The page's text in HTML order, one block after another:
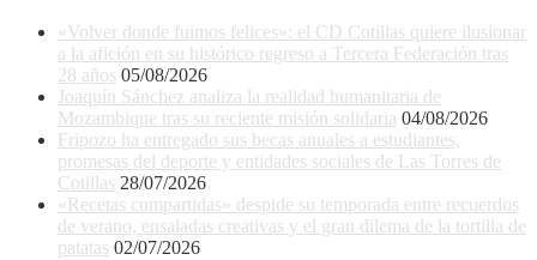
«Volver donde fuimos felices»: el CD Cotillas quiere ilusionar
a la afición en su histórico regreso a Tercera Federación tras
28 años 05/08/2026
Joaquín Sánchez analiza la realidad humanitaria de
Mozambique tras su reciente misión solidaria 04/08/2026
Fripozo ha entregado sus becas anuales a estudiantes,
promesas del deporte y entidades sociales de Las Torres de
Cotillas 28/07/2026
«Recetas compartidas» despide su temporada entre recuerdos
de verano, ensaladas creativas y el gran dilema de la tortilla de
patatas 02/07/2026